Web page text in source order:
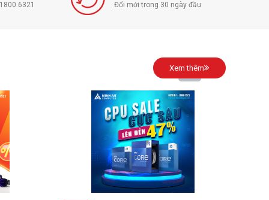
Đổi mới trong 30 ngày đầu
Xem thêm